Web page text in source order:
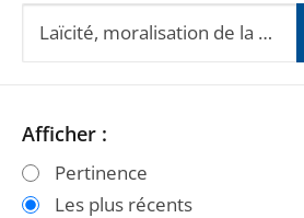
Passer
les
filtres
Passer
les
filtres
Afficher :
Pertinence
Les plus récents